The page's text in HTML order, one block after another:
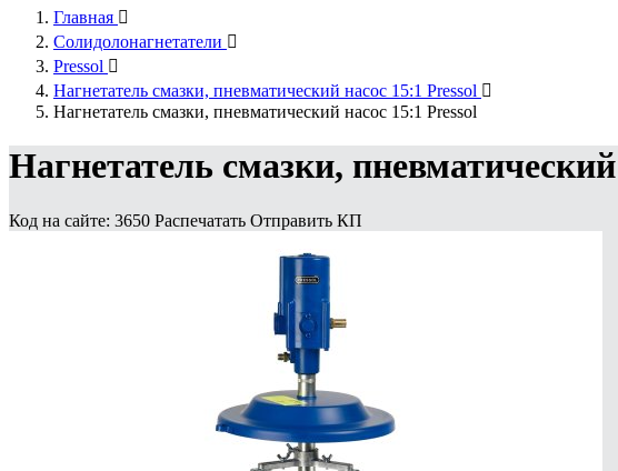
Главная 
Солидолонагнетатели 
Pressol 
Нагнетатель смазки, пневматический насос 15:1 Pressol 
Нагнетатель смазки, пневматический насос 15:1 Pressol
Нагнетатель смазки,
Код на сайте: 3650 Распечатать Отправить КП